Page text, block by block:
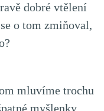
dobré vtělení
o tom zmiňoval,
mluvíme trochu
myšlenky,